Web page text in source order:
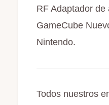
RF Adaptador de
GameCube
Nintendo.
Todos nuestros